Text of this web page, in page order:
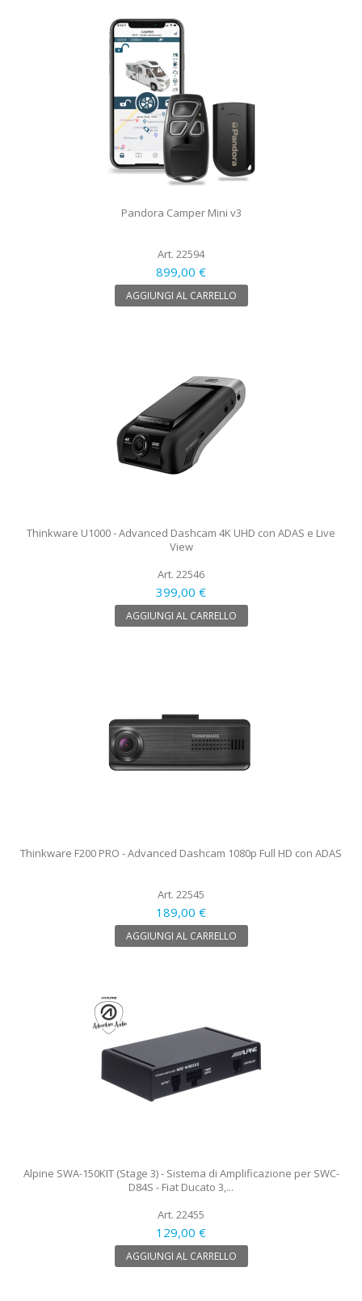
Pandora Camper Mini v3
Art. 22594
899,00 €
AGGIUNGI AL CARRELLO
Thinkware U1000 - Advanced Dashcam 4K UHD con ADAS e Live
View
Art. 22546
399,00 €
AGGIUNGI AL CARRELLO
Thinkware F200 PRO - Advanced Dashcam 1080p Full HD con ADAS
Art. 22545
189,00 €
AGGIUNGI AL CARRELLO
Alpine SWA-150KIT (Stage 3) - Sistema di Amplificazione per SWC-
D84S - Fiat Ducato 3,...
Art. 22455
129,00 €
AGGIUNGI AL CARRELLO